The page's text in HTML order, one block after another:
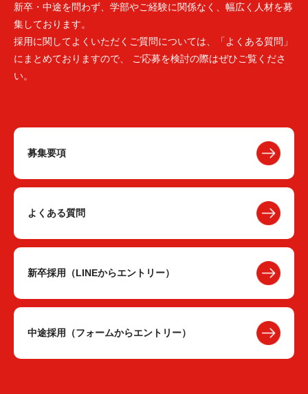
新卒・中途を問わず、学部やご経験に関係なく、幅広く人材を募
集しております。
採用に関してよくいただくご質問については、「よくある質問」
にまとめておりますので、 ご応募を検討の際はぜひご覧くださ
い。
募集要項
よくある質問
新卒採用（LINEからエントリー）
中途採用（フォームからエントリー）